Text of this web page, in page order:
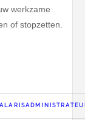
werkzame
of stopzetten.